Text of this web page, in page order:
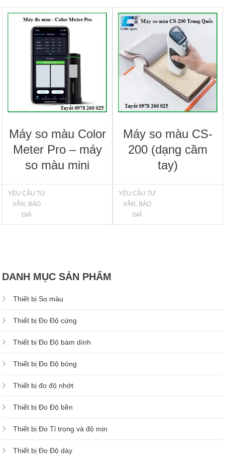
Máy so màu Color
Meter Pro – máy
so màu mini
YÊU CẦU TƯ
VẤN, BÁO
GIÁ
Máy so màu CS-
200 (dạng cầm
tay)
YÊU CẦU TƯ
VẤN, BÁO
GIÁ
DANH MỤC SẢN PHẨM
Thiết bị So màu
Thiết bị Đo Độ cứng
Thiết bị Đo Độ bám dính
Thiết bị Đo Độ bóng
Thiết bị đo độ nhớt
Thiết bị Đo Độ bền
Thiết bị Đo Tỉ trọng và độ mịn
Thiết bị Đo Độ dày